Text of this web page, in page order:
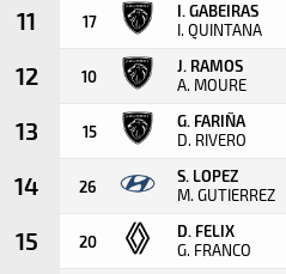
11 17
I. GABEIRAS
I. QUINTANA
12 10
J. RAMOS
A. MOURE
13 15
G. FARIÑA
D. RIVERO
14 26
S. LOPEZ
M. GUTIERREZ
15 20
D. FELIX
G. FRANCO